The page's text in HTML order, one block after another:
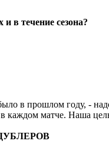
в течение сезона?
в прошлом году, -
каждом матче. Наша